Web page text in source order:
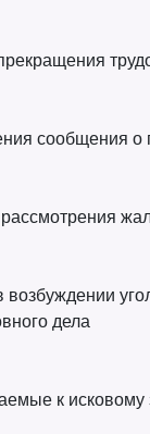
сообщения о
возбуждении
дела
к